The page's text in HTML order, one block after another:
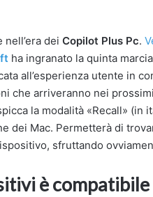
nell’era deiCopilot Plus Pc.
ha ingranato la quinta
all’esperienza utente in
che arriveranno nei
la modalità «Recall» (in
dei Mac. Permetterà di
sfruttando
è compatibile